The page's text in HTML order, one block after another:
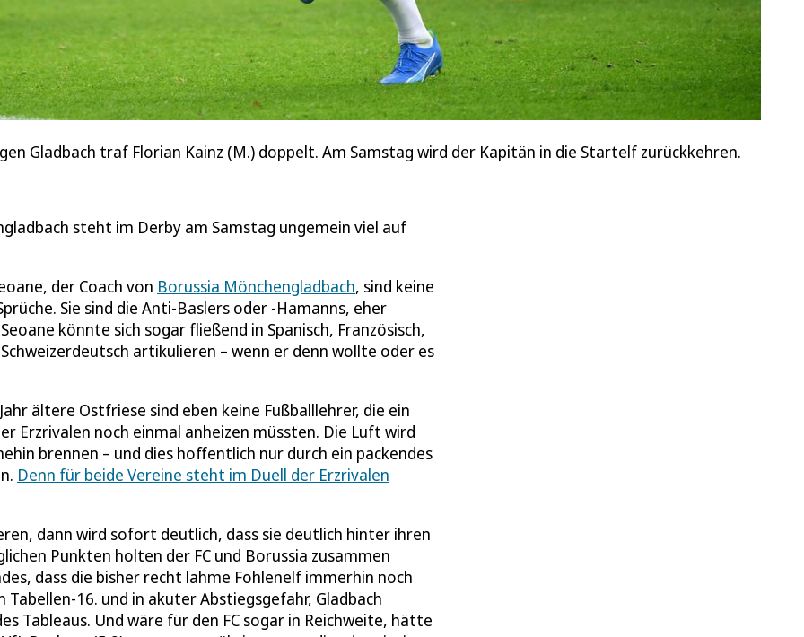
Gladbach traf Florian Kainz (M.) doppelt. Am Samstag wird der Kapitän in die Startelf zurückkehren.
steht im Derby am Samstag ungemein viel auf
der Coach von Borussia Mönchengladbach, sind keine
Sie sind die Anti-Baslers oder -Hamanns, eher
könnte sich sogar fließend in Spanisch, Französisch,
artikulieren – wenn er denn wollte oder es
ältere Ostfriese sind eben keine Fußballlehrer, die ein
Erzrivalen noch einmal anheizen müssten. Die Luft wird
brennen – und dies hoffentlich nur durch ein packendes
Denn für beide Vereine steht im Duell der Erzrivalen
dann wird sofort deutlich, dass sie deutlich hinter ihren
Punkten holten der FC und Borussia zusammen
dass die bisher recht lahme Fohlenelf immerhin noch
16. und in akuter Abstiegsgefahr, Gladbach
Tableaus. Und wäre für den FC sogar in Reichweite, hätte